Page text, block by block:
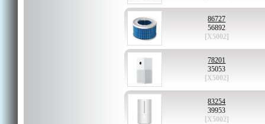
86727
56892
[X5002]
78201
35053
[X5002]
83254
39953
[X5002]